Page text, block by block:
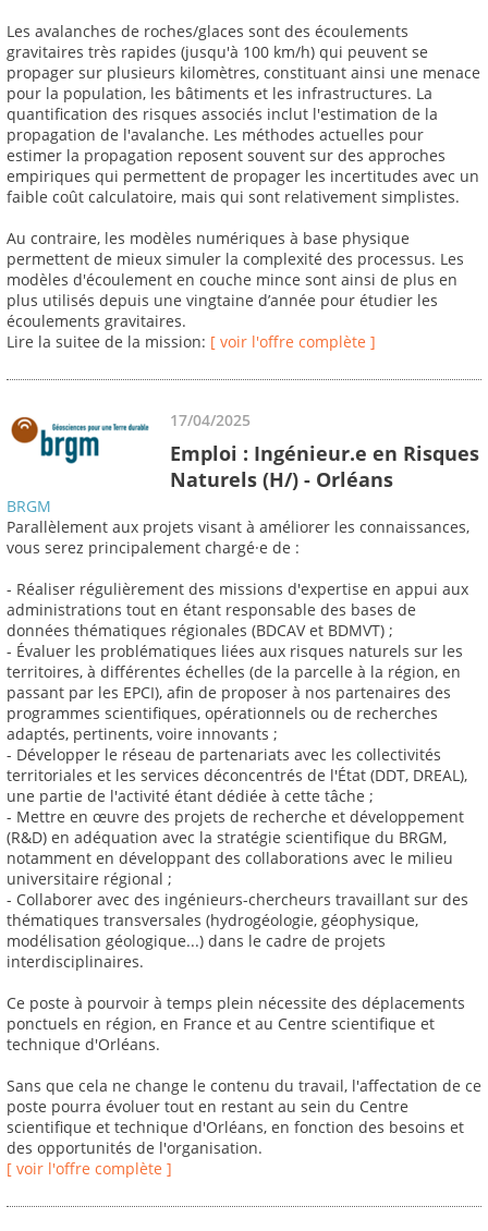
Les avalanches de roches/glaces sont des écoulements
gravitaires très rapides (jusqu'à 100 km/h) qui peuvent se
propager sur plusieurs kilomètres, constituant ainsi une menace
pour la population, les bâtiments et les infrastructures. La
quantification des risques associés inclut l'estimation de la
propagation de l'avalanche. Les méthodes actuelles pour
estimer la propagation reposent souvent sur des approches
empiriques qui permettent de propager les incertitudes avec un
faible coût calculatoire, mais qui sont relativement simplistes.
Au contraire, les modèles numériques à base physique
permettent de mieux simuler la complexité des processus. Les
modèles d'écoulement en couche mince sont ainsi de plus en
plus utilisés depuis une vingtaine d’année pour étudier les
écoulements gravitaires.
Lire la suitee de la mission: [ voir l'offre complète ]
17/04/2025
Emploi : Ingénieur.e en Risques
Naturels (H/) - Orléans
BRGM
Parallèlement aux projets visant à améliorer les connaissances,
vous serez principalement chargé·e de :
- Réaliser régulièrement des missions d'expertise en appui aux
administrations tout en étant responsable des bases de
données thématiques régionales (BDCAV et BDMVT) ;
- Évaluer les problématiques liées aux risques naturels sur les
territoires, à différentes échelles (de la parcelle à la région, en
passant par les EPCI), afin de proposer à nos partenaires des
programmes scientifiques, opérationnels ou de recherches
adaptés, pertinents, voire innovants ;
- Développer le réseau de partenariats avec les collectivités
territoriales et les services déconcentrés de l'État (DDT, DREAL),
une partie de l'activité étant dédiée à cette tâche ;
- Mettre en œuvre des projets de recherche et développement
(R&D) en adéquation avec la stratégie scientifique du BRGM,
notamment en développant des collaborations avec le milieu
universitaire régional ;
- Collaborer avec des ingénieurs-chercheurs travaillant sur des
thématiques transversales (hydrogéologie, géophysique,
modélisation géologique...) dans le cadre de projets
interdisciplinaires.
Ce poste à pourvoir à temps plein nécessite des déplacements
ponctuels en région, en France et au Centre scientifique et
technique d'Orléans.
Sans que cela ne change le contenu du travail, l'affectation de ce
poste pourra évoluer tout en restant au sein du Centre
scientifique et technique d'Orléans, en fonction des besoins et
des opportunités de l'organisation.
[ voir l'offre complète ]